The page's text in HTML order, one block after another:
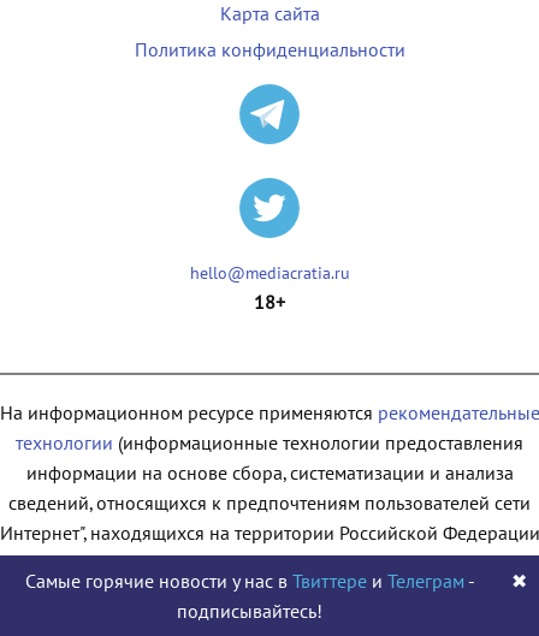
Карта сайта
Политика конфиденциальности
hello@mediacratia.ru
18+
На информационном ресурсе применяются рекомендательные
технологии (информационные технологии предоставления
информации на основе сбора, систематизации и анализа
сведений, относящихся к предпочтениям пользователей сети
находящихся на территории Российской
© 2009 - 2026
Самые горячие новости у нас в Твиттереи Телеграм -
подписывайтесь!
✖